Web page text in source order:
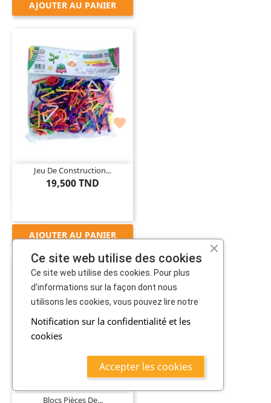
AJOUTER AU PANIER

Jeu De Construction...
19,500 TND
AJOUTER AU PANIER

Blocs Pièces De...
Ce site web utilise des cookies
Ce site web utilise des cookies. Pour plus
d'informations sur la façon dont nous
utilisons les cookies, vous pouvez lire notre
Notification sur la confidentialité et les
cookies
Accepter les cookies